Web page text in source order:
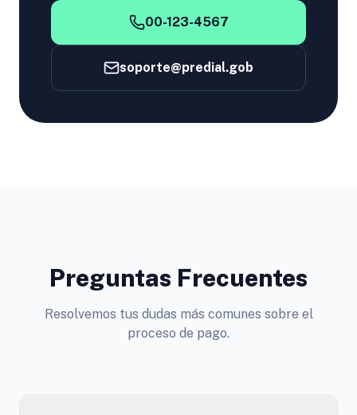
00-123-4567
soporte@predial.gob
Preguntas Frecuentes
Resolvemos tus dudas más comunes sobre el
proceso de pago.